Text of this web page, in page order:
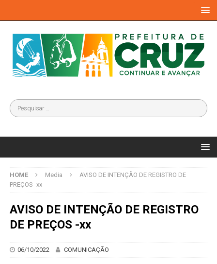
HOME Media
AVISO DE INTENÇÃO DE REGISTRO DE
PREÇOS -xx
AVISO DE INTENÇÃO DE REGISTRO
DE PREÇOS -xx
06/10/2022 COMUNICAÇÃO